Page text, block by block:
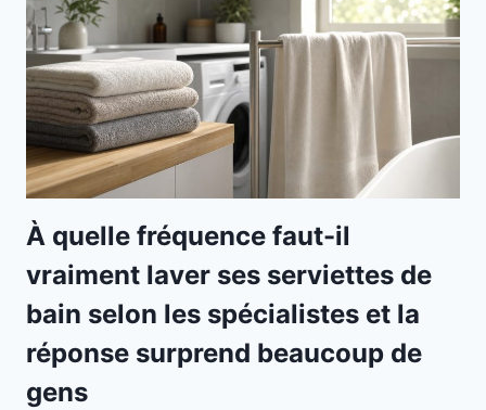
À quelle fréquence faut-il
vraiment laver ses serviettes de
bain selon les spécialistes et la
réponse surprend beaucoup de
gens